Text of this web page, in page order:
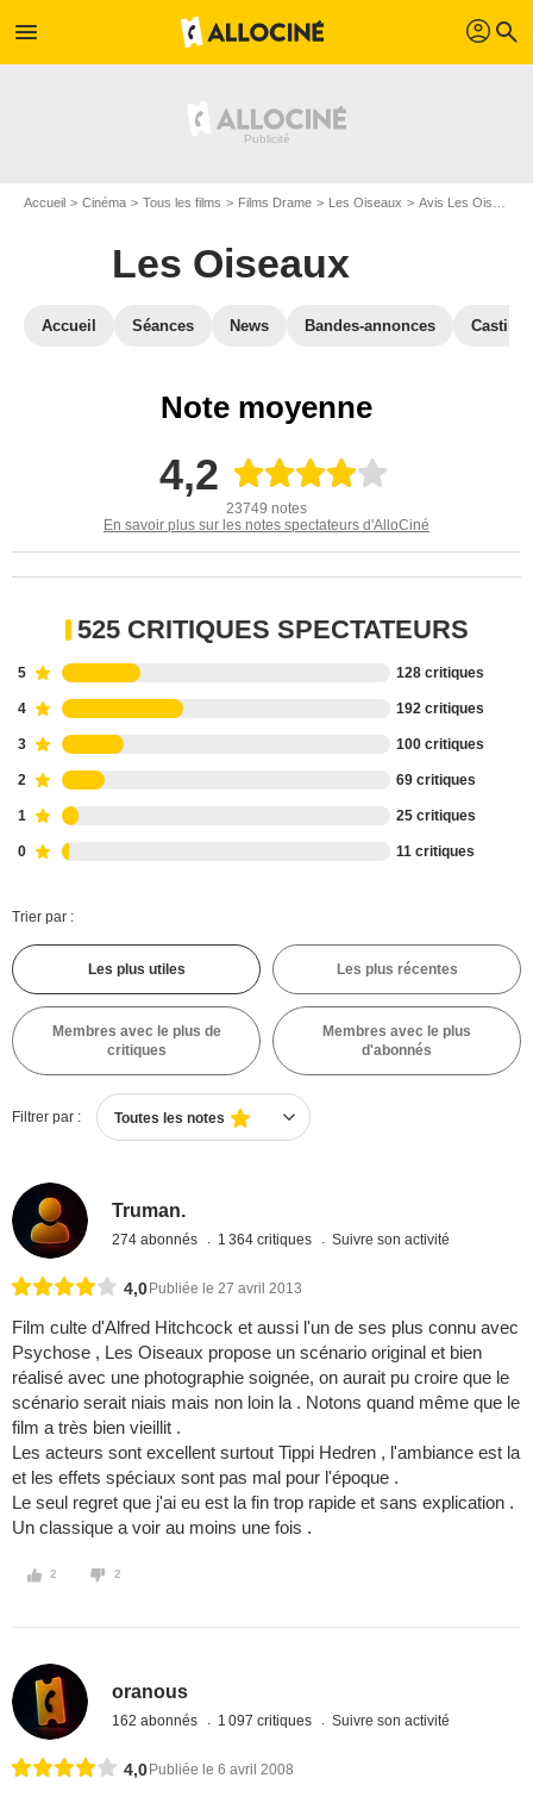
menu profil search
Accueil Cinéma Tous les films Films Drame Les Oiseaux Avis Les Oiseaux
Les Oiseaux
Accueil Séances News Bandes-annonces Casting
Note moyenne
4,2
23749 notes
En savoir plus sur les notes spectateurs d'AlloCiné
525 CRITIQUES SPECTATEURS
5 128 critiques
4 192 critiques
3 100 critiques
2 69 critiques
1 25 critiques
0 11 critiques
Trier par :
Les plus utiles Les plus récentes
Membres avec le plus de
critiques
Membres avec le plus
d'abonnés
Filtrer par : Toutes les notes
Truman.
274 abonnés 1 364 critiques Suivre son activité
4,0 Publiée le 27 avril 2013
Film culte d'Alfred Hitchcock et aussi l'un de ses plus connu avec
Psychose , Les Oiseaux propose un scénario original et bien
réalisé avec une photographie soignée, on aurait pu croire que le
scénario serait niais mais non loin la . Notons quand même que le
film a très bien vieillit .
Les acteurs sont excellent surtout Tippi Hedren , l'ambiance est la
et les effets spéciaux sont pas mal pour l'époque .
Le seul regret que j'ai eu est la fin trop rapide et sans explication .
Un classique a voir au moins une fois .
2 2
oranous
162 abonnés 1 097 critiques Suivre son activité
4,0 Publiée le 6 avril 2008